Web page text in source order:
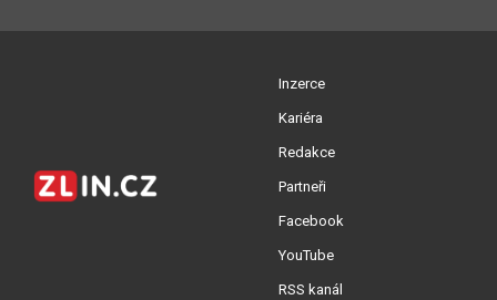
Inzerce
Kariéra
Redakce
Partneři
Facebook
YouTube
RSS kanál